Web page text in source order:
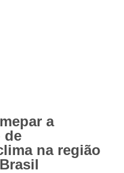
a
de
na região